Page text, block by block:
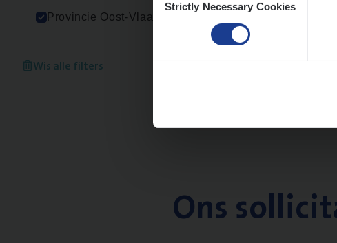
Selection
Strictly Necessary Cookies
Provincie Oost-Vlaanderen
Wis alle filters
Ons